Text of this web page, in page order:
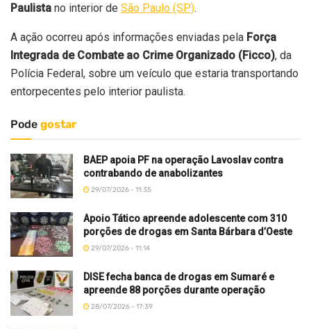
Paulista no interior de São Paulo (SP).
A ação ocorreu após informações enviadas pela Força
Integrada de Combate ao Crime Organizado (Ficco), da
Polícia Federal, sobre um veículo que estaria transportando
entorpecentes pelo interior paulista.
Pode gostar
BAEP apoia PF na operação Lavoslav contra
contrabando de anabolizantes
29/07/2026 - 11:35
Apoio Tático apreende adolescente com 310
porções de drogas em Santa Bárbara d’Oeste
29/07/2026 - 11:14
DISE fecha banca de drogas em Sumaré e
apreende 88 porções durante operação
28/07/2026 - 17:39